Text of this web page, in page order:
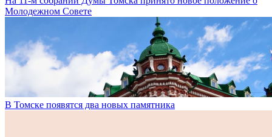
Молодежном Совете
В Томске появятся два новых памятника